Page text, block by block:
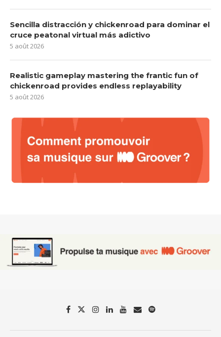
Sencilla distracción y chickenroad para dominar el
cruce peatonal virtual más adictivo
5 août 2026
Realistic gameplay mastering the frantic fun of
chickenroad provides endless replayability
5 août 2026